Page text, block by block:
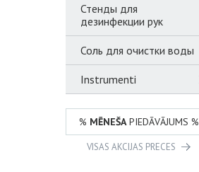
Стенды для
дезинфекции рук
Соль для очистки воды
Instrumenti
% MĒNEŠAPIEDĀVĀJUMS %
VISAS AKCIJAS PRECES